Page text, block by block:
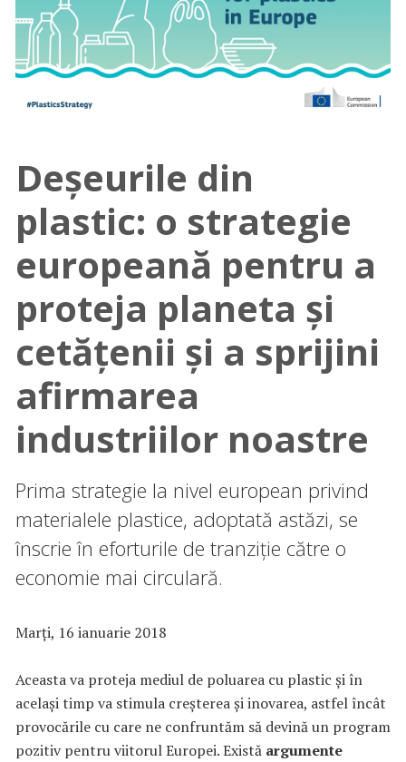
Deșeurile din
plastic: o strategie
europeană pentru a
proteja planeta și
cetățenii și a sprijini
afirmarea
industriilor noastre
Prima strategie la nivel european privind
materialele plastice, adoptată astăzi, se
înscrie în eforturile de tranziție către o
economie mai circulară.
Marți, 16 ianuarie 2018
Aceasta va proteja mediul de poluarea cu plastic și în
același timp va stimula creșterea și inovarea, astfel încât
provocările cu care ne confruntăm să devină un program
pozitiv pentru viitorul Europei. Există argumente